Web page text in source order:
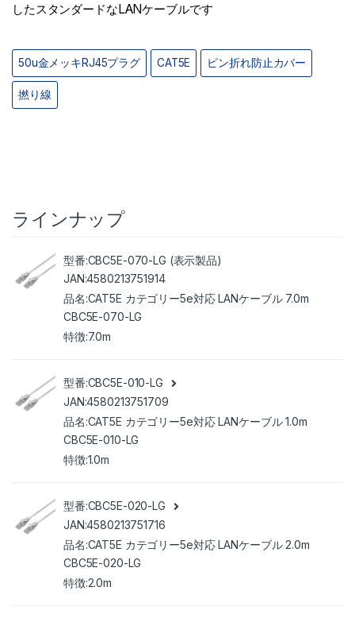
したスタンダードなLANケーブルです
50u金メッキRJ45プラグ CAT5E ピン折れ防止カバー
撚り線
ラインナップ
CBC5E-070-LG (表示製品)
4580213751914
CAT5E カテゴリー5e対応 LANケーブル 7.0m
CBC5E-070-LG
7.0m
CBC5E-010-LG
4580213751709
CAT5E カテゴリー5e対応 LANケーブル 1.0m
CBC5E-010-LG
1.0m
CBC5E-020-LG
4580213751716
CAT5E カテゴリー5e対応 LANケーブル 2.0m
CBC5E-020-LG
2.0m